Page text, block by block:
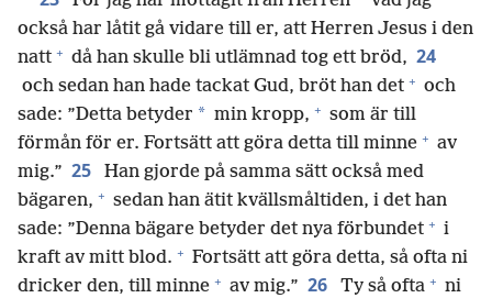
också har låtit gå vidare till er, att Herren Jesus i den
natt + då han skulle bli utlämnad tog ett bröd, 24
och sedan han hade tackat Gud, bröt han det + och
sade: ”Detta betyder * min kropp, + som är till
förmån för er. Fortsätt att göra detta till minne + av
mig.” 25
Han gjorde på samma sätt också med
bägaren, + sedan han ätit kvällsmåltiden, i det han
sade: ”Denna bägare betyder det nya förbundet + i
kraft av mitt blod. + Fortsätt att göra detta, så ofta ni
dricker den, till minne + av mig.” 26 Ty så ofta + ni